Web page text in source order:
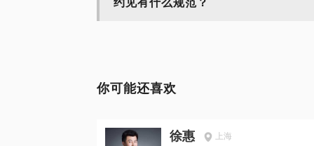
约见有什么规范？
你可能还喜欢
徐惠
上海